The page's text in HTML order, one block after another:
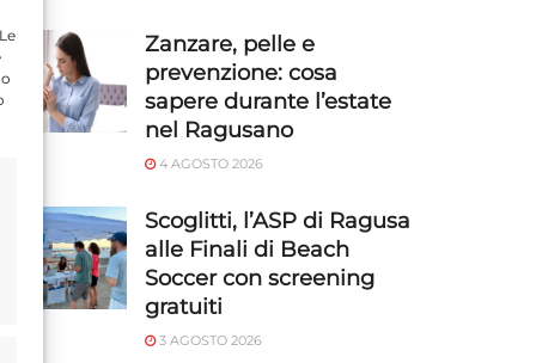
Zanzare, pelle e
prevenzione: cosa
sapere durante l’estate
nel Ragusano
4 AGOSTO 2026
Scoglitti, l’ASP di Ragusa
alle Finali di Beach
Soccer con screening
gratuiti
3 AGOSTO 2026